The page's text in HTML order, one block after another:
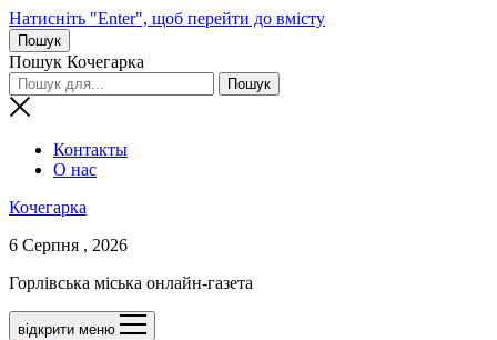
Натисніть "Enter", щоб перейти до вмісту
Пошук
Пошук Кочегарка
Контакты
О нас
Кочегарка
6 Серпня , 2026
Горлівська міська онлайн-газета
відкрити меню